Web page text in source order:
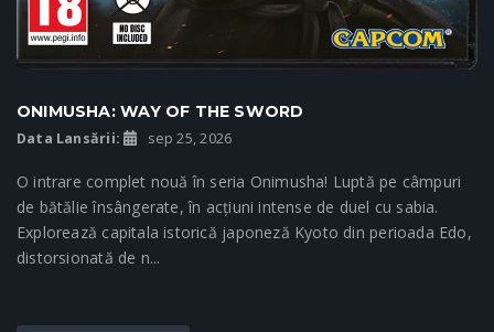
ONIMUSHA: WAY OF THE SWORD
Data Lansării: sep 25, 2026
O intrare complet nouă în seria Onimusha! Luptă pe câmpuri
de bătălie însângerate, în acțiuni intense de duel cu sabia.
Explorează capitala istorică japoneză Kyoto din perioada Edo,
distorsionată de n...